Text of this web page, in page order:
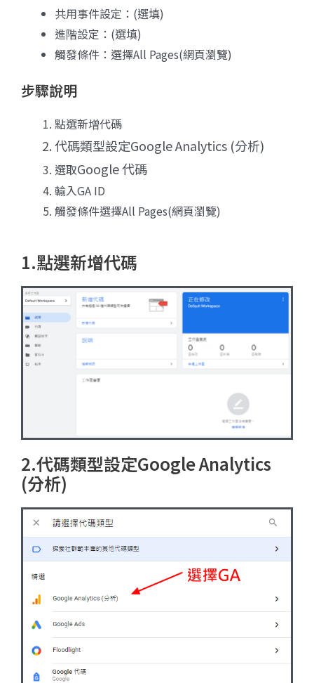
共用事件設定：(選填)
進階設定：(選填)
觸發條件：選擇All Pages(網頁瀏覽)
步驟說明
點選新增代碼
代碼類型設定Google Analytics (分析)
選取Google 代碼
輸入GA ID
觸發條件選擇All Pages(網頁瀏覽)​
1.點選新增代碼
2.代碼類型設定Google Analytics
(分析)